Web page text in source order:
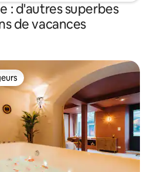
: d'autres superbes
de vacances
les plus appréciés